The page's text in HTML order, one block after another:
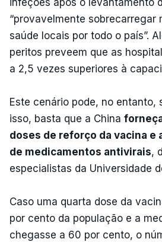
“provavelmente sobrecarregar
saúde locais por todo o país”.
peritos preveem que as
a 2,5 vezes superiores à
Este cenário pode, no entanto,
isso, basta que a China
doses de reforço da vacina e
de medicamentos antivirais,
especialistas da Universidade
Caso uma quarta dose da
por cento da população e a
chegasse a 60 por cento, o